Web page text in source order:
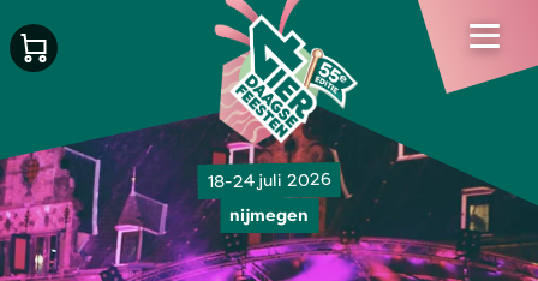
18-24 juli 2026
nijmegen